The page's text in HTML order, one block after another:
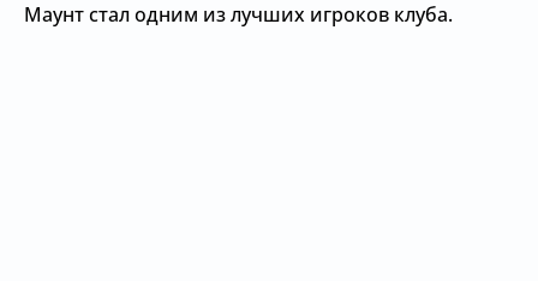
Маунт стал одним из лучших игроков клуба.